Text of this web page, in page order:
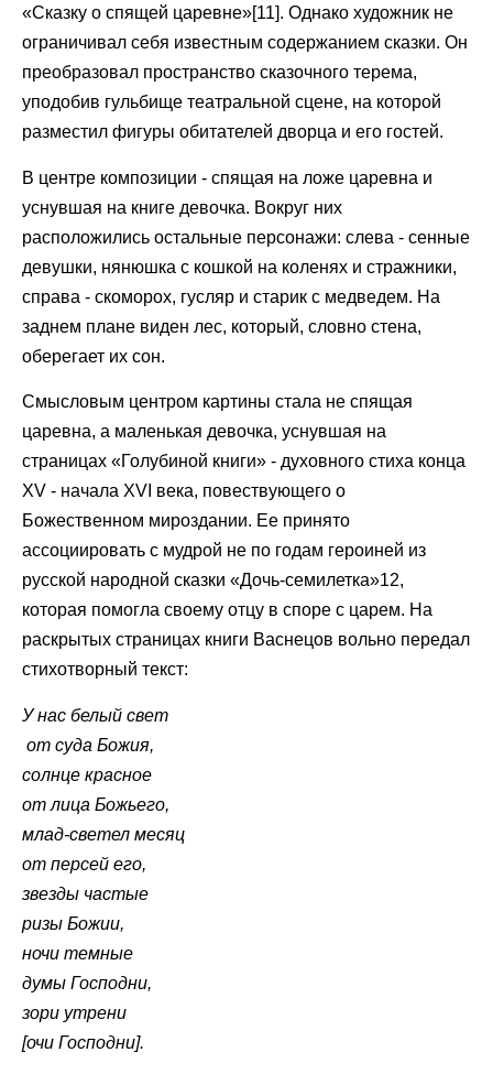
«Сказку о спящей царевне»[11]. Однако художник не
ограничивал себя известным содержанием сказки. Он
преобразовал пространство сказочного терема,
уподобив гульбище театральной сцене, на которой
разместил фигуры обитателей дворца и его гостей.
В центре композиции - спящая на ложе царевна и
уснувшая на книге девочка. Вокруг них
расположились остальные персонажи: слева - сенные
девушки, нянюшка с кошкой на коленях и стражники,
справа - скоморох, гусляр и старик с медведем. На
заднем плане виден лес, который, словно стена,
оберегает их сон.
Смысловым центром картины стала не спящая
царевна, а маленькая девочка, уснувшая на
страницах «Голубиной книги» - духовного стиха конца
XV - начала XVI века, повествующего о
Божественном мироздании. Ее принято
ассоциировать с мудрой не по годам героиней из
русской народной сказки «Дочь-семилетка»12,
которая помогла своему отцу в споре с царем. На
раскрытых страницах книги Васнецов вольно передал
стихотворный текст:
У нас белый свет
от суда Божия,
солнце красное
от лица Божьего,
млад-светел месяц
от персей его,
звезды частые
ризы Божии,
ночи темные
думы Господни,
зори утрени
[очи Господни].